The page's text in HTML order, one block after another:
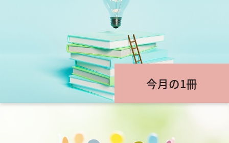
今月の1冊